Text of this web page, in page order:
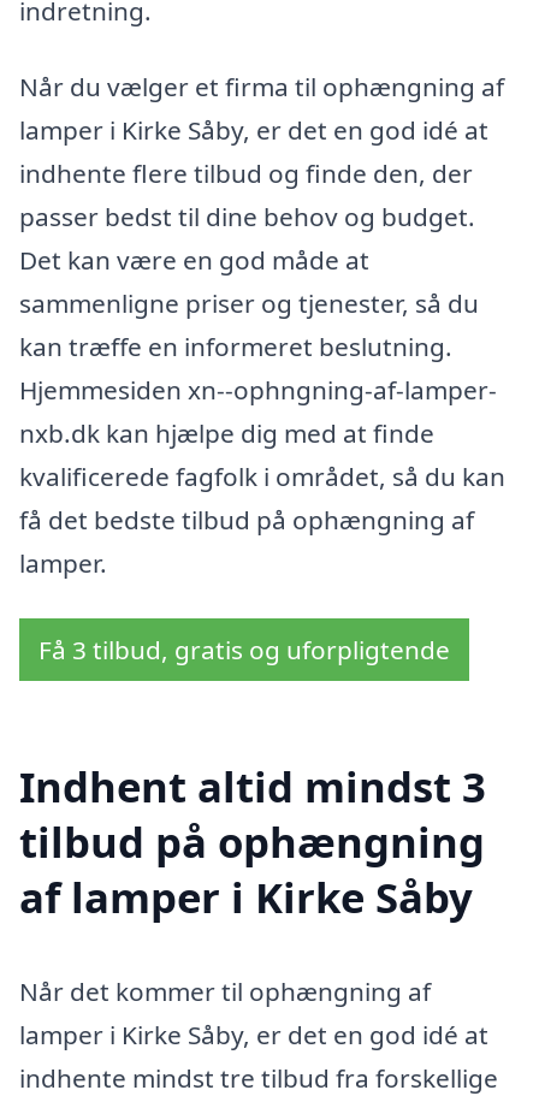
indretning.
Når du vælger et firma til ophængning af
lamper i Kirke Såby, er det en god idé at
indhente flere tilbud og finde den, der
passer bedst til dine behov og budget.
Det kan være en god måde at
sammenligne priser og tjenester, så du
kan træffe en informeret beslutning.
Hjemmesiden xn--ophngning-af-lamper-
nxb.dk kan hjælpe dig med at finde
kvalificerede fagfolk i området, så du kan
få det bedste tilbud på ophængning af
lamper.
Få 3 tilbud, gratis og uforpligtende
Indhent altid mindst 3
tilbud på ophængning
af lamper i Kirke Såby
Når det kommer til ophængning af
lamper i Kirke Såby, er det en god idé at
indhente mindst tre tilbud fra forskellige